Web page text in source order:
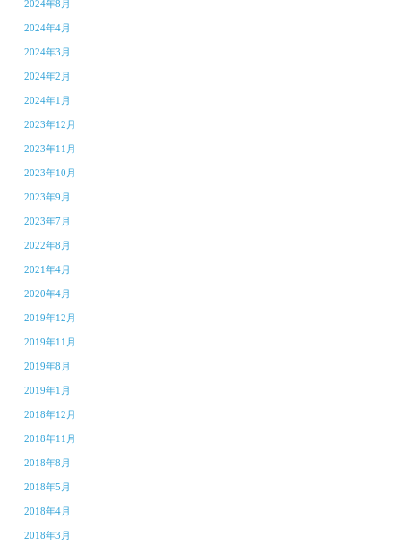
2024年8月
2024年4月
2024年3月
2024年2月
2024年1月
2023年12月
2023年11月
2023年10月
2023年9月
2023年7月
2022年8月
2021年4月
2020年4月
2019年12月
2019年11月
2019年8月
2019年1月
2018年12月
2018年11月
2018年8月
2018年5月
2018年4月
2018年3月